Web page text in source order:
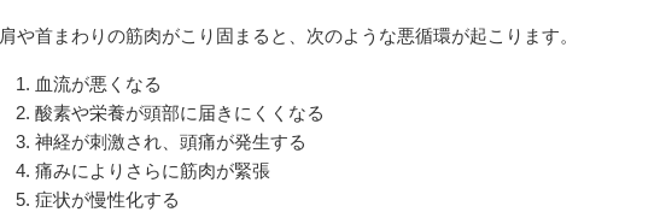
肩や首まわりの筋肉がこり固まると、次のような悪循環が起こります。
血流が悪くなる
酸素や栄養が頭部に届きにくくなる
神経が刺激され、頭痛が発生する
痛みによりさらに筋肉が緊張
症状が慢性化する